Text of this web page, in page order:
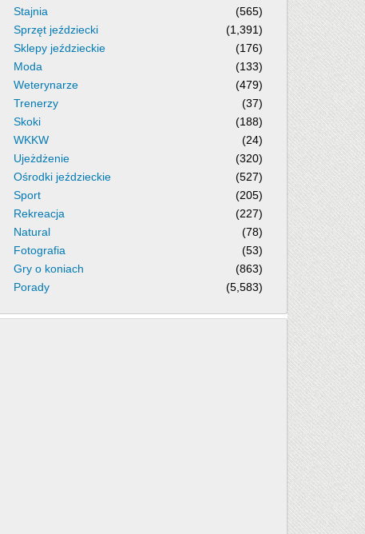
Stajnia
(565)
Sprzęt jeździecki
(1,391)
Sklepy jeździeckie
(176)
Moda
(133)
Weterynarze
(479)
Trenerzy
(37)
Skoki
(188)
WKKW
(24)
Ujeżdżenie
(320)
Ośrodki jeździeckie
(527)
Sport
(205)
Rekreacja
(227)
Natural
(78)
Fotografia
(53)
Gry o koniach
(863)
Porady
(5,583)